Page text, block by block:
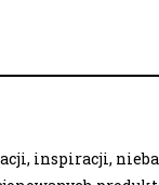
inspiracji,